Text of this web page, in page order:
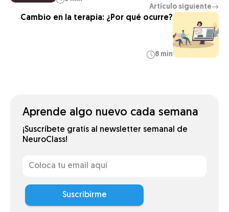
Artículo siguiente→
Cambio en la terapia: ¿Por qué ocurre?
8 min
Aprende algo nuevo cada semana
¡Suscríbete gratis al newsletter semanal de
NeuroClass!
Suscribirme